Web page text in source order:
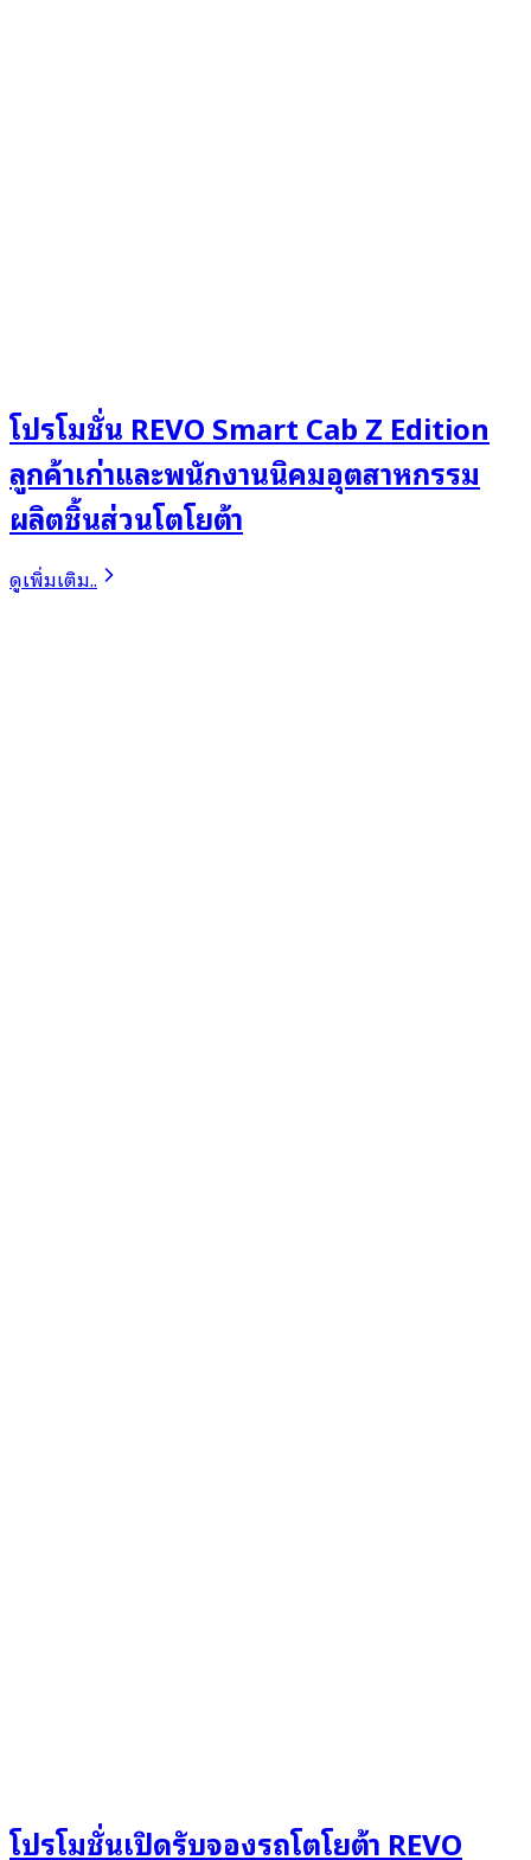
โปรโมชั่น REVO Smart Cab Z Edition
ลูกค้าเก่าและพนักงานนิคมอุตสาหกรรม
ผลิตชิ้นส่วนโตโยต้า
ดูเพิ่มเติม..
โปรโมชั่นเปิดรับจองรถโตโยต้า REVO